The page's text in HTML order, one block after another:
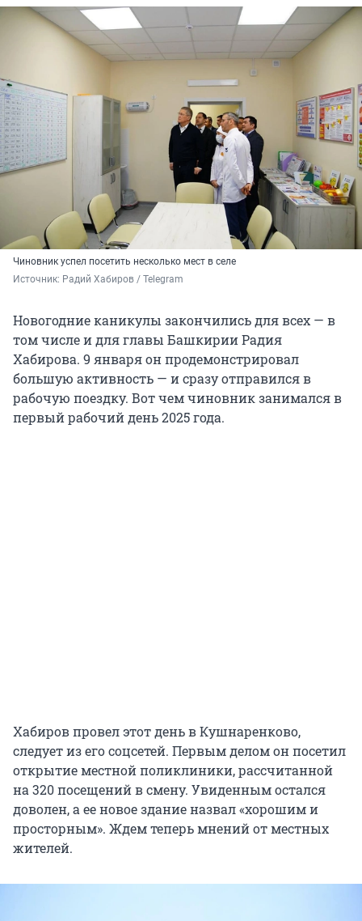
Чиновник успел посетить несколько мест в селе
Источник: Радий Хабиров / Telegram
Новогодние каникулы закончились для всех — в
том числе и для главы Башкирии Радия
Хабирова. 9 января он продемонстрировал
большую активность — и сразу отправился в
рабочую поездку. Вот чем чиновник занимался в
первый рабочий день 2025 года.
Хабиров провел этот день в Кушнаренково,
следует из его соцсетей. Первым делом он посетил
открытие местной поликлиники, рассчитанной
на 320 посещений в смену. Увиденным остался
доволен, а ее новое здание назвал «хорошим и
просторным». Ждем теперь мнений от местных
жителей.